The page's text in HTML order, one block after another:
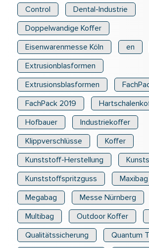
Control
Dental-Industrie
Doppelwandige Koffer
Eisenwarenmesse Köln
en
Extrusionblasformen
Extrusionsblasformen
FachPack 2019
Hofbauer
Industriekoffer
Klippverschlüsse
Koffer
Kunststoff-Herstellung
Kunststoffspritzguss
Maxibag
Megabag
Messe Nürnberg
Multibag
Outdoor Koffer
Qualitätssicherung
Quantum T